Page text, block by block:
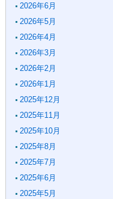
2026年6月
2026年5月
2026年4月
2026年3月
2026年2月
2026年1月
2025年12月
2025年11月
2025年10月
2025年8月
2025年7月
2025年6月
2025年5月